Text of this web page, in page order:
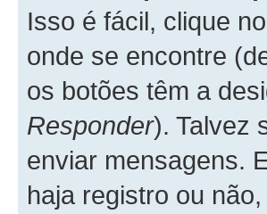
Isso é fácil, clique
onde se encontre
os botões têm a
Responder). Talvez
enviar mensagens.
haja registro ou